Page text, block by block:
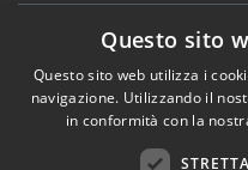
Accessibilità
Questo sito
Questo sito web utilizza i
navigazione. Utilizzando il
in conformità con la